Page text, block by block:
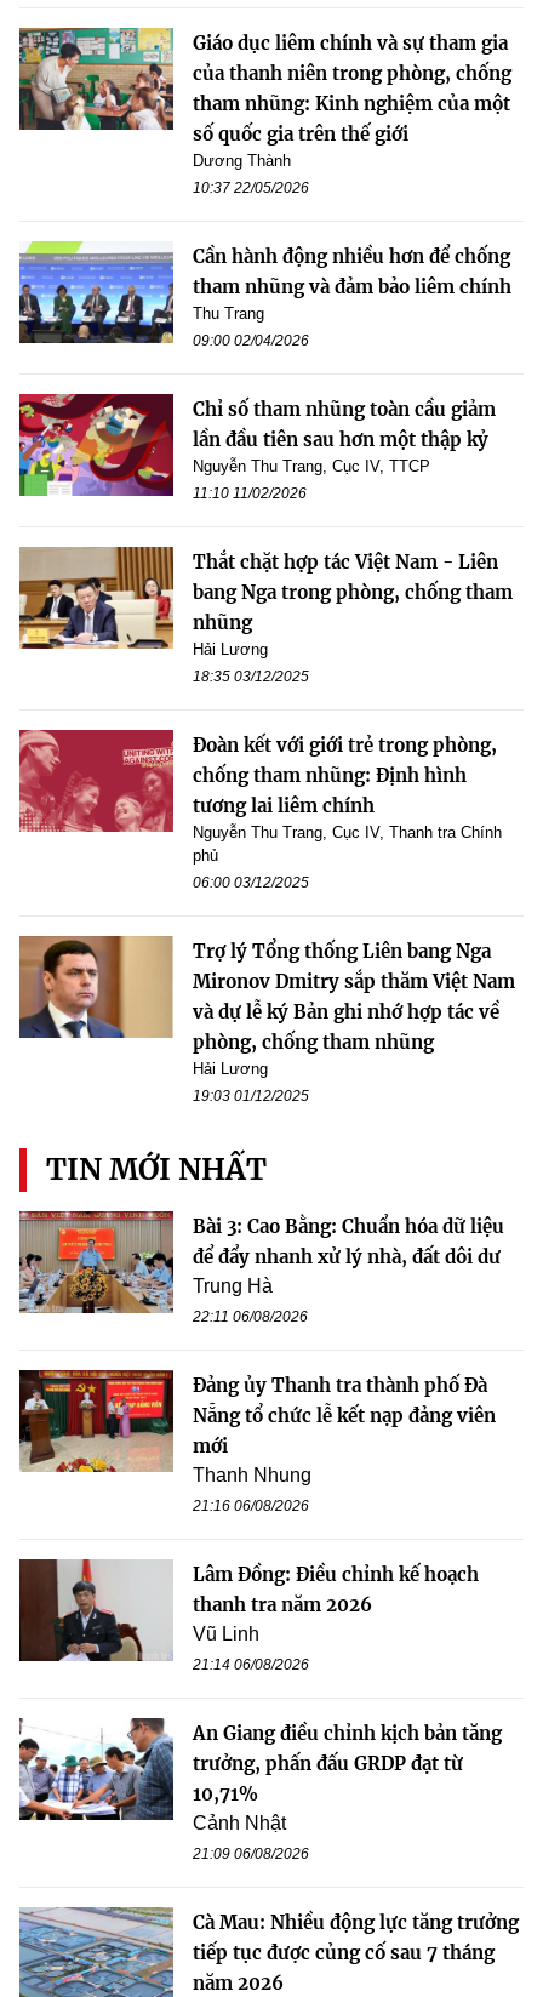
Giáo dục liêm chính và sự tham gia
của thanh niên trong phòng, chống
tham nhũng: Kinh nghiệm của một
số quốc gia trên thế giới
Dương Thành
10:37 22/05/2026
Cần hành động nhiều hơn để chống
tham nhũng và đảm bảo liêm chính
Thu Trang
09:00 02/04/2026
Chỉ số tham nhũng toàn cầu giảm
lần đầu tiên sau hơn một thập kỷ
Nguyễn Thu Trang, Cục IV, TTCP
11:10 11/02/2026
Thắt chặt hợp tác Việt Nam - Liên
bang Nga trong phòng, chống tham
nhũng
Hải Lương
18:35 03/12/2025
Đoàn kết với giới trẻ trong phòng,
chống tham nhũng: Định hình
tương lai liêm chính
Nguyễn Thu Trang, Cục IV, Thanh tra Chính
phủ
06:00 03/12/2025
Trợ lý Tổng thống Liên bang Nga
Mironov Dmitry sắp thăm Việt Nam
và dự lễ ký Bản ghi nhớ hợp tác về
phòng, chống tham nhũng
Hải Lương
19:03 01/12/2025
TIN MỚI NHẤT
Bài 3: Cao Bằng: Chuẩn hóa dữ liệu
để đẩy nhanh xử lý nhà, đất dôi dư
Trung Hà
22:11 06/08/2026
Đảng ủy Thanh tra thành phố Đà
Nẵng tổ chức lễ kết nạp đảng viên
mới
Thanh Nhung
21:16 06/08/2026
Lâm Đồng: Điều chỉnh kế hoạch
thanh tra năm 2026
Vũ Linh
21:14 06/08/2026
An Giang điều chỉnh kịch bản tăng
trưởng, phấn đấu GRDP đạt từ
10,71%
Cảnh Nhật
21:09 06/08/2026
Cà Mau: Nhiều động lực tăng trưởng
tiếp tục được củng cố sau 7 tháng
năm 2026